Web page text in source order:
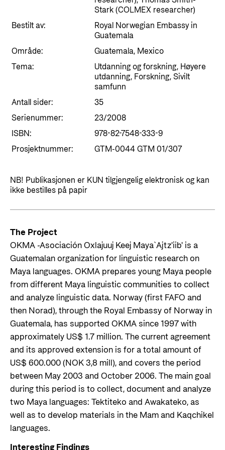
Styresett og økonomisk utvikling
Statsgarantiordningen for investeringer i
fornybar energi
Norad - Partnerskap med privat sektor
Nyttige lenker
Viktige dokumenter og lenker
Partnerfordeling
Evalueringer (Norec)
Kontakt oss
Norads Varslingstjeneste
Presse og media
Logo
Personvern
Stark (COLMEX researcher)
Bestilt av:
Royal Norwegian Embassy in
Guatemala
Område:
Guatemala, Mexico
Tema:
Utdanning og forskning, Høyere
utdanning, Forskning, Sivilt
samfunn
Antall sider:
35
Serienummer:
23/2008
ISBN:
978-82-7548-333-9
Prosjektnummer:
GTM-0044 GTM 01/307
NB! Publikasjonen er KUN tilgjengelig elektronisk og kan
ikke bestilles på papir
The Project
OKMA -Asociación Oxlajuuj Keej Maya`Ajtz'iib' is a
Guatemalan organization for linguistic research on
Maya languages. OKMA prepares young Maya people
from different Maya linguistic communities to collect
and analyze linguistic data. Norway (first FAFO and
then Norad), through the Royal Embassy of Norway in
Guatemala, has supported OKMA since 1997 with
approximately US$ 1.7 million. The current agreement
and its approved extension is for a total amount of
US$ 600.000 (NOK 3,8 mill), and covers the period
between May 2003 and October 2006. The main goal
during this period is to collect, document and analyze
two Maya languages: Tektiteko and Awakateko, as
well as to develop materials in the Mam and Kaqchikel
languages.
Interesting Findings